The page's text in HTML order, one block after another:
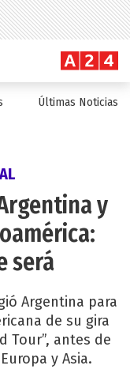
Últimas Noticias
y
será
Argentina para
de su gira
Tour”, antes de
y Asia.